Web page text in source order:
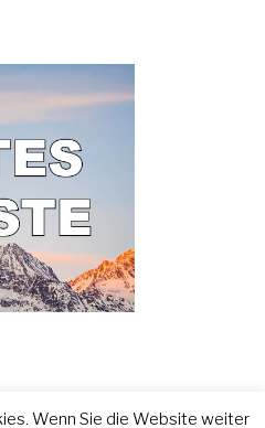
© 2020
Wenn Sie die Website weiter